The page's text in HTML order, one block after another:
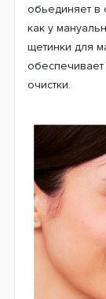
обьединяет в
как у
щетинки для
очистки.